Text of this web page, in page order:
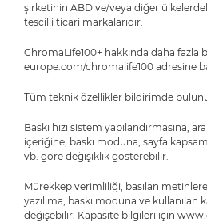
şirketinin ABD ve/veya diğer
tescilli ticari markalarıdır.
ChromaLife100+ hakkında daha
europe.com/chromalife100 adresine
Tüm teknik özellikler bildirimde
Baskı hızı sistem yapılandırmasına,
içeriğine, baskı moduna, sayfa
vb. göre değişiklik gösterebilir.
Mürekkep verimliliği, basılan
yazılıma, baskı moduna ve kullanılan
değişebilir. Kapasite bilgileri için